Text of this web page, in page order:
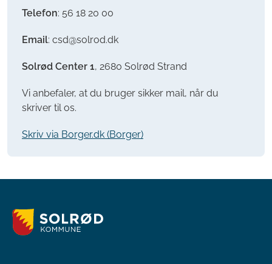
Telefon: 56 18 20 00
Email: csd@solrod.dk
Solrød Center 1, 2680 Solrød Strand
Vi anbefaler, at du bruger sikker mail, når du
skriver til os.
Skriv via Borger.dk (Borger)